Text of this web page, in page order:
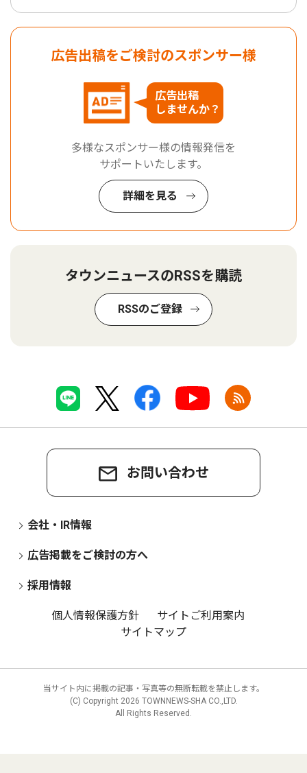
広告出稿をご検討のスポンサー様
広告出稿
しませんか？
多様なスポンサー様の情報発信を
サポートいたします。
詳細を見る
タウンニュースのRSSを購読
RSSのご登録
お問い合わせ
会社・IR情報
広告掲載をご検討の方へ
採用情報
個人情報保護方針
サイトご利用案内
サイトマップ
当サイト内に掲載の記事・写真等の無断転載を禁止します。
(C) Copyright 2026 TOWNNEWS-SHA CO.,LTD.
All Rights Reserved.